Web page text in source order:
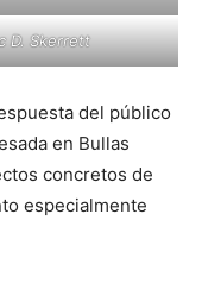
D. Skerrett
del público
en Bullas
concretos de
especialmente